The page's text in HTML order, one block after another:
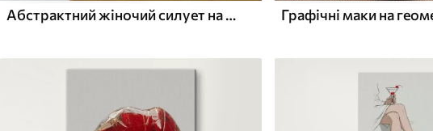
Абстрактний жіночий силует на тлі коралових і блакитних хвиль у мінімалістичному стилі